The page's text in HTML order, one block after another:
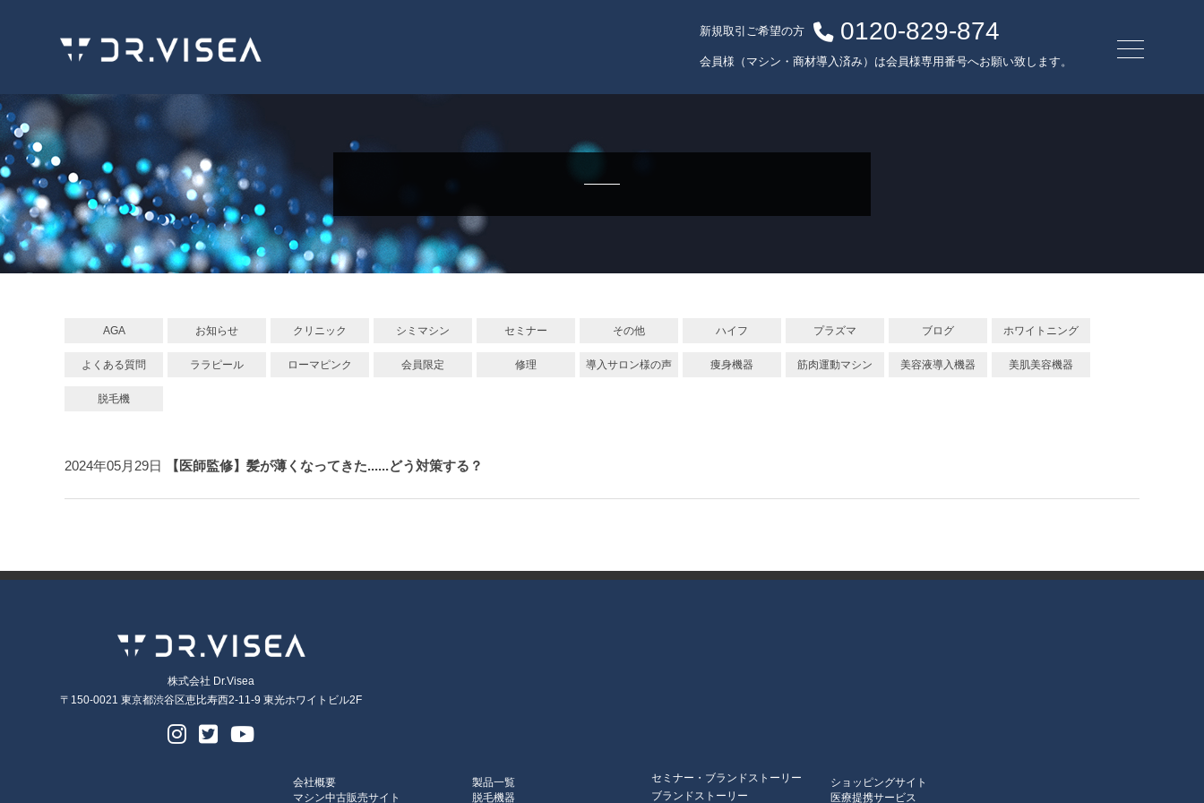
新規取引ご希望の方 0120-829-874
会員様（マシン・商材導入済み）は会員様専用番号へお願い致します。
AGA お知らせ クリニック シミマシン セミナー その他 ハイフ プラズマ ブログ ホワイトニング
よくある質問 ララピール ローマピンク 会員限定 修理 導入サロン様の声 痩身機器 筋肉運動マシン 美容液導入機器 美肌美容機器
脱毛機
2024年05月29日 【医師監修】髪が薄くなってきた......どう対策する？
株式会社 Dr.Visea
〒150-0021 東京都渋谷区恵比寿西2-11-9 東光ホワイトビル2F
会社概要
マシン中古販売サイト
製品一覧
脱毛機器
セミナー・ブランドストーリー
ブランドストーリー
ショッピングサイト
医療提携サービス